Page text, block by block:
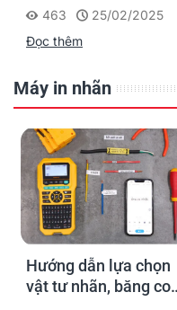
nhận diện cáp điện,
cáp mạng
463
25/02/2025
Đọc thêm
Máy in nhãn
Hướng dẫn lựa chọn
vật tư nhãn, băng co